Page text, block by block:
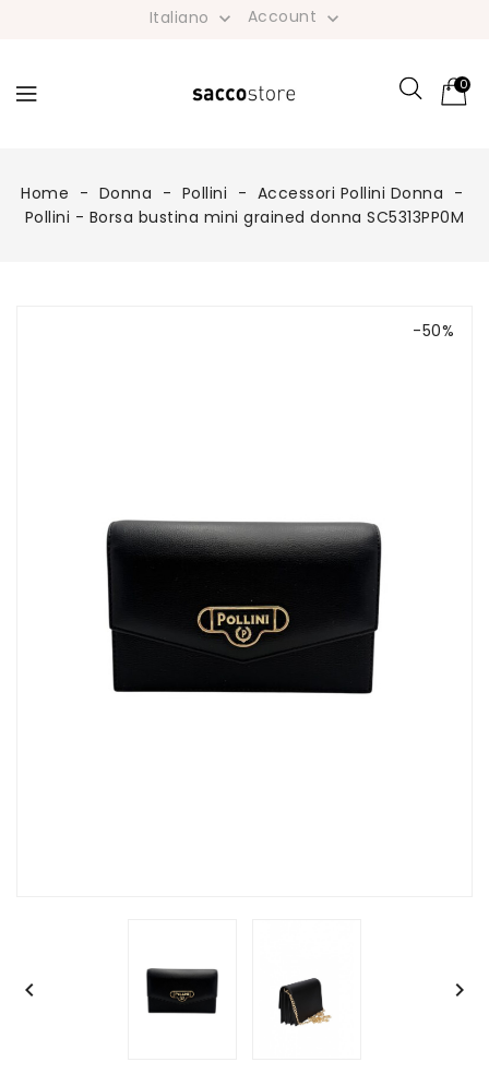
Italiano  Account 
0
Home Donna Pollini
Accessori Pollini Donna
Pollini - Borsa bustina mini grained donna SC5313PP0M
-50%
 